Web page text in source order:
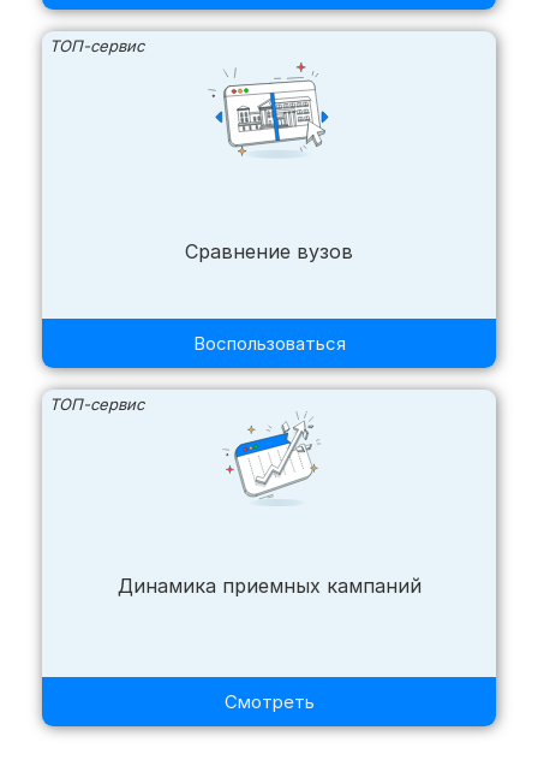
ТОП-сервис
Сравнение вузов
Воспользоваться
ТОП-сервис
Динамика приемных кампаний
Смотреть